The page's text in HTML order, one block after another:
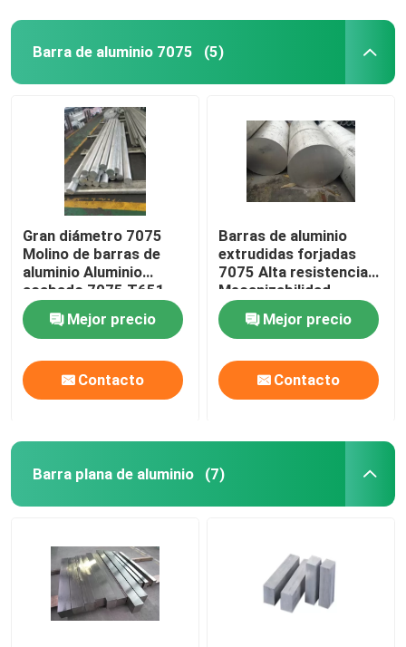
Barra de aluminio 7075 (5)
Gran diámetro 7075
Molino de barras de
aluminio Aluminio
acabado 7075 T651
Estándar Astm
Mejor precio
Contacto
Barras de aluminio
extrudidas forjadas
7075 Alta resistencia
Mecanizabilidad
adecuada
Mejor precio
Contacto
Barra plana de aluminio (7)